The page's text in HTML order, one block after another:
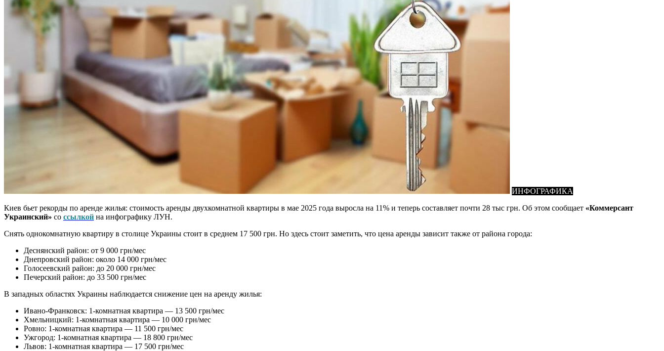
ИНФОГРАФИКА
Киев бьет рекорды по аренде жилья: стоимость аренды двухкомнатной квартиры в мае 2025 года выросла на 11% и теперь составляет почти 28 тыс грн. Об этом сообщает «Коммерсант
Украинский» со ссылкой на инфографику ЛУН.
Снять однокомнатную квартиру в столице Украины стоит в среднем 17 500 грн. Но здесь стоит заметить, что цена аренды зависит также от района города:
Деснянский район: от 9 000 грн/мес
Днепровский район: около 14 000 грн/мес
Голосеевский район: до 20 000 грн/мес
Печерский район: до 33 500 грн/мес
В западных областях Украины наблюдается снижение цен на аренду жилья:
Ивано-Франковск: 1-комнатная квартира — 13 500 грн/мес
Хмельницкий: 1-комнатная квартира — 10 000 грн/мес
Ровно: 1-комнатная квартира — 11 500 грн/мес
Ужгород: 1-комнатная квартира — 18 800 грн/мес
Львов: 1-комнатная квартира — 17 500 грн/мес